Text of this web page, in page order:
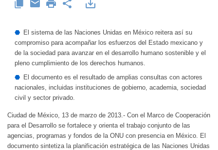
El sistema de las Naciones Unidas en México reitera así su
compromiso para acompañar los esfuerzos del Estado mexicano y
de la sociedad para avanzar en el desarrollo humano sostenible y el
pleno cumplimiento de los derechos humanos.
El documento es el resultado de amplias consultas con actores
nacionales, incluidas instituciones de gobierno, academia, sociedad
civil y sector privado.
Ciudad de México, 13 de marzo de 2013.- Con el Marco de Cooperación
para el Desarrollo se fortalece y orienta el trabajo conjunto de las
agencias, programas y fondos de la ONU con presencia en México. El
documento sintetiza la planificación estratégica de las Naciones Unidas